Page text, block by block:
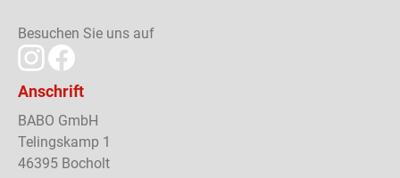
Besuchen Sie uns auf
Anschrift
BABO GmbH
Telingskamp 1
46395 Bocholt